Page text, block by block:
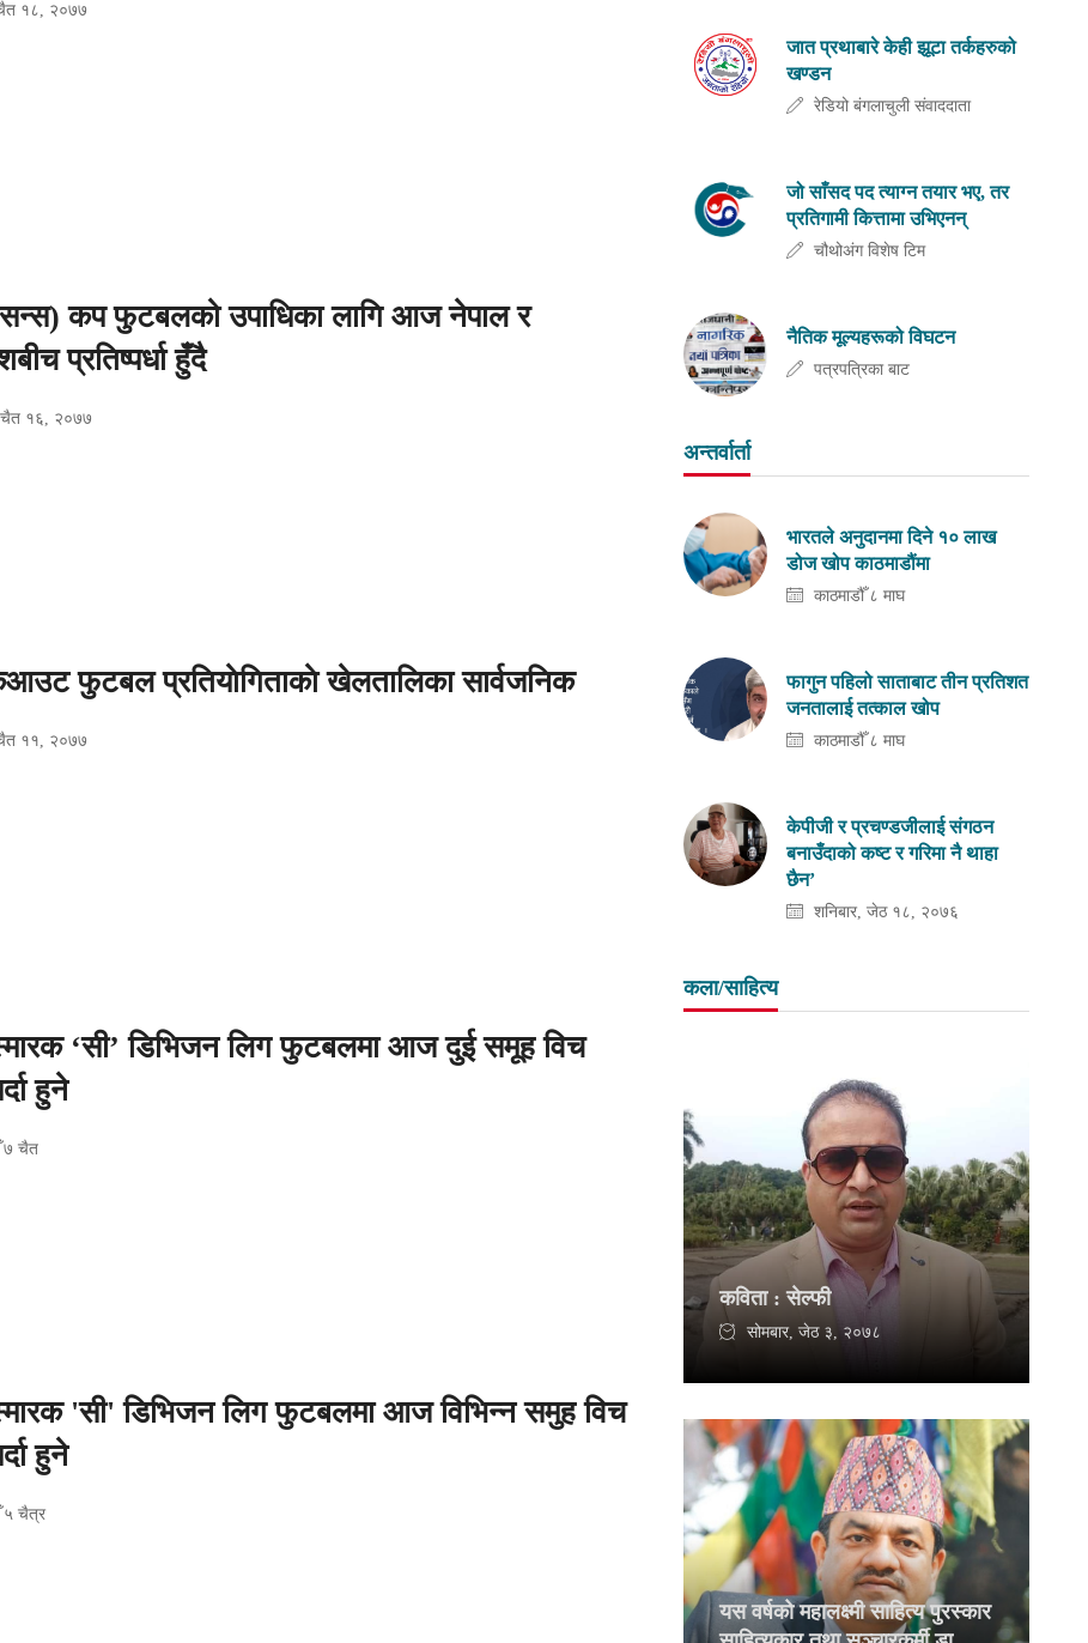
१८, २०७७
कप फुटबलको उपाधिका लागि आज नेपाल र
प्रतिष्पर्धा हुँदै
चैत १६, २०७७
फुटबल प्रतियाेगिताकाे खेलतालिका सार्वजनिक
११, २०७७
‘सी’ डिभिजन लिग फुटबलमा आज दुई समूह विच
हुने
७ चैत
'सी' डिभिजन लिग फुटबलमा आज विभिन्न समुह विच
हुने
५ चैत्र
जात प्रथाबारे केही झूटा तर्कहरुको
खण्डन
रेडियो बंगलाचुली संवाददाता
जो साँसद पद त्याग्न तयार भए, तर
प्रतिगामी कित्तामा उभिएनन्
चौथोअंग विशेष टिम
नैतिक मूल्यहरूको विघटन
पत्रपत्रिका बाट
अन्तर्वार्ता
भारतले अनुदानमा दिने १० लाख
डोज खोप काठमाडौंमा
काठमाडौँ ८ माघ
फागुन पहिलो साताबाट तीन प्रतिशत
जनतालाई तत्काल खोप
काठमाडौँ ८ माघ
केपीजी र प्रचण्डजीलाई संगठन
बनाउँदाको कष्ट र गरिमा नै थाहा
छैन’
शनिबार, जेठ १८, २०७६
कला/साहित्य
कविता : सेल्फी
सोमबार, जेठ ३, २०७८
यस वर्षको महालक्ष्मी साहित्य पुरस्कार